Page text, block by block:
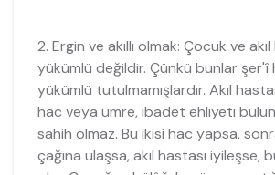
2. Ergin ve akıllı olmak: Çocuk ve
yükümlü değildir. Çünkü bunlar şer'î
yükümlü tutulmamışlardır. Akıl
hac veya umre, ibadet ehliyeti
sahih olmaz. Bu ikisi hac yapsa,
çağına ulaşsa, akıl hastası iyileşse,